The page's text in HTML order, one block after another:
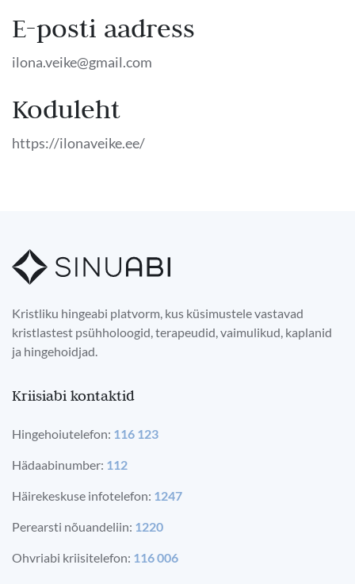
E-posti aadress
ilona.veike@gmail.com
Koduleht
https://ilonaveike.ee/
Kristliku hingeabi platvorm, kus küsimustele vastavad
kristlastest psühholoogid, terapeudid, vaimulikud, kaplanid
ja hingehoidjad.
Kriisiabi kontaktid
Hingehoiutelefon: 116 123
Hädaabinumber: 112
Häirekeskuse infotelefon: 1247
Perearsti nõuandeliin: 1220
Ohvriabi kriisitelefon: 116 006